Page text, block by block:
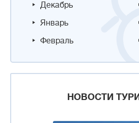
Декабрь
Январь
Февраль
НОВОСТИ